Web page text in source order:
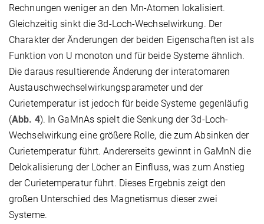
Rechnungen weniger an den Mn-Atomen lokalisiert.
Gleichzeitig sinkt die 3d-Loch-Wechselwirkung. Der
Charakter der Änderungen der beiden Eigenschaften ist als
Funktion von U monoton und für beide Systeme ähnlich.
Die daraus resultierende Änderung der interatomaren
Austauschwechselwirkungsparameter und der
Curietemperatur ist jedoch für beide Systeme gegenläufig
(Abb. 4). In GaMnAs spielt die Senkung der 3d-Loch-
Wechselwirkung eine größere Rolle, die zum Absinken der
Curietemperatur führt. Andererseits gewinnt in GaMnN die
Delokalisierung der Löcher an Einfluss, was zum Anstieg
der Curietemperatur führt. Dieses Ergebnis zeigt den
großen Unterschied des Magnetismus dieser zwei
Systeme.